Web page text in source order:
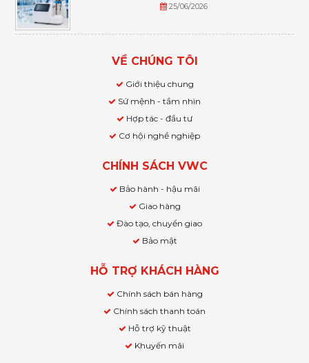
25/06/2026
VỀ CHÚNG TÔI
Giới thiệu chung
Sứ mệnh - tầm nhìn
Hợp tác - đầu tư
Cơ hội nghề nghiệp
CHÍNH SÁCH VWC
Bảo hành - hậu mãi
Giao hàng
Đào tạo, chuyển giao
Bảo mật
HỖ TRỢ KHÁCH HÀNG
Chính sách bán hàng
Chính sách thanh toán
Hỗ trợ kỹ thuật
Khuyến mãi